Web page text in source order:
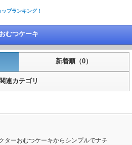
プランキング！
おむつケーキ
新着順（0）
関連カテゴリ
ターおむつケーキからシンプルでナチ